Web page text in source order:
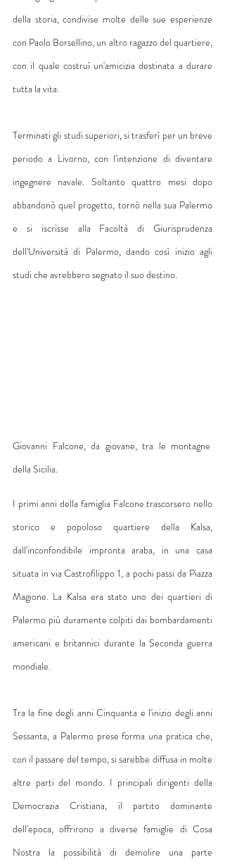
della storia, condivise molte delle sue esperienze
con Paolo Borsellino, un altro ragazzo del quartiere,
con il quale costruì un'amicizia destinata a durare
tutta la vita.
Terminati gli studi superiori, si trasferì per un breve
periodo a Livorno, con l'intenzione di diventare
ingegnere navale. Soltanto quattro mesi dopo
abbandonò quel progetto, tornò nella sua Palermo
e si iscrisse alla Facoltà di Giurisprudenza
dell'Università di Palermo, dando così inizio agli
studi che avrebbero segnato il suo destino.
Giovanni Falcone, da giovane, tra le montagne
della Sicilia.
I primi anni della famiglia Falcone trascorsero nello
storico e popoloso quartiere della Kalsa,
dall'inconfondibile impronta araba, in una casa
situata in via Castrofilippo 1, a pochi passi da Piazza
Magione. La Kalsa era stato uno dei quartieri di
Palermo più duramente colpiti dai bombardamenti
americani e britannici durante la Seconda guerra
mondiale.
Tra la fine degli anni Cinquanta e l'inizio degli anni
Sessanta, a Palermo prese forma una pratica che,
con il passare del tempo, si sarebbe diffusa in molte
altre parti del mondo. I principali dirigenti della
Democrazia Cristiana, il partito dominante
dell'epoca, offrirono a diverse famiglie di Cosa
Nostra la possibilità di demolire una parte